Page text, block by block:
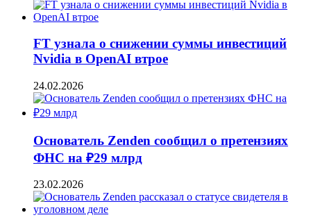
FT узнала о снижении суммы инвестиций
Nvidia в OpenAI втрое
24.02.2026
Основатель Zenden сообщил о претензиях
ФНС на ₽29 млрд
23.02.2026